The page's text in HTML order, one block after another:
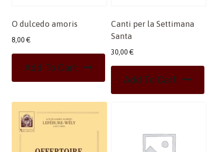
O dulcedo amoris
8,00 €
Add To Cart
Canti per la Settimana
Santa
30,00 €
Add To Cart